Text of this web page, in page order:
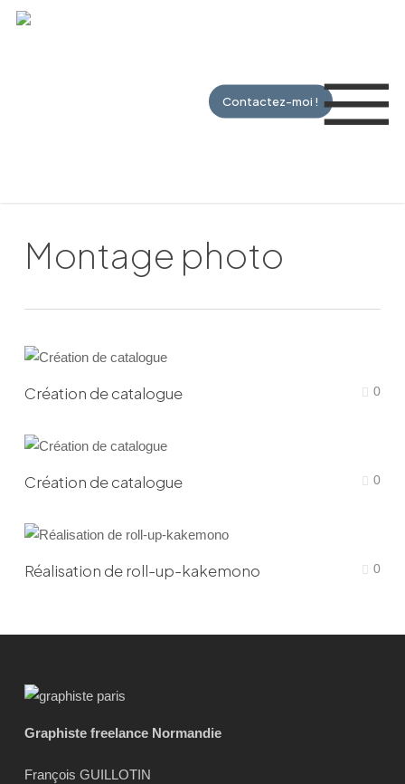
Skip
Contactez-moi !
Montage photo
Création de catalogue 0
Création de catalogue 0
Réalisation de roll-up-kakemono 0
Graphiste freelance Normandie
François GUILLOTIN